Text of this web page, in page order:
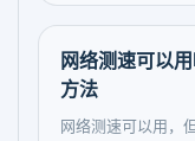
网络测速可以
方法
网络测速可以用，